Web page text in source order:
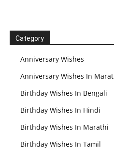
Category
Anniversary Wishes
Anniversary Wishes In
Birthday Wishes In Bengali
Birthday Wishes In Hindi
Birthday Wishes In Marathi
Birthday Wishes In Tamil